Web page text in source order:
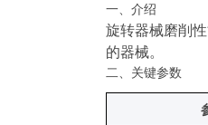
一、 介绍
旋转器械磨削
的器械。
二、关键参数